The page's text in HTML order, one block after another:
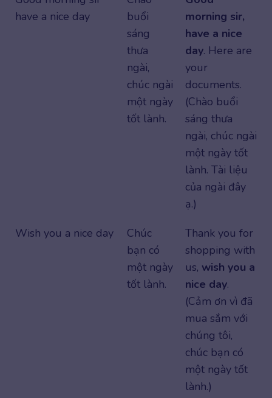
have a nice day
buổi
sáng
thưa
ngài,
chúc ngài
một ngày
tốt lành.
morning sir,
have a nice
day. Here are
your
documents.
(Chào buổi
sáng thưa
ngài, chúc ngài
một ngày tốt
lành. Tài liệu
của ngài đây
ạ.)
Wish you a nice day
Chúc
bạn có
một ngày
tốt lành.
Thank you for
shopping with
us, wish you a
nice day.
(Cảm ơn vì đã
mua sắm với
chúng tôi,
chúc bạn có
một ngày tốt
lành.)